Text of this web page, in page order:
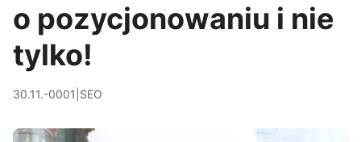
o pozycjonowaniu i nie
tylko!
30.11.-0001 SEO